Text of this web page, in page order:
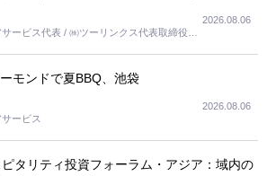
ービス代表 / ㈱ツーリンクス代表取締役社
2026.08.06
モンドで夏BBQ、池袋
ービス
2026.08.06
タリティ投資フォーラム・アジア：域内の